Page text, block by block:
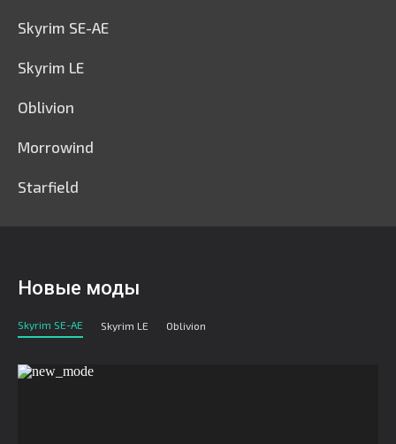
Skyrim SE-AE
Skyrim LE
Oblivion
Morrowind
Starfield
Новые моды
Skyrim SE-AE Skyrim LE Oblivion